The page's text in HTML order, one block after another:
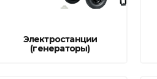
Ниппельные поилки для
Чашечные кормушки
Электростанции
(генераторы)